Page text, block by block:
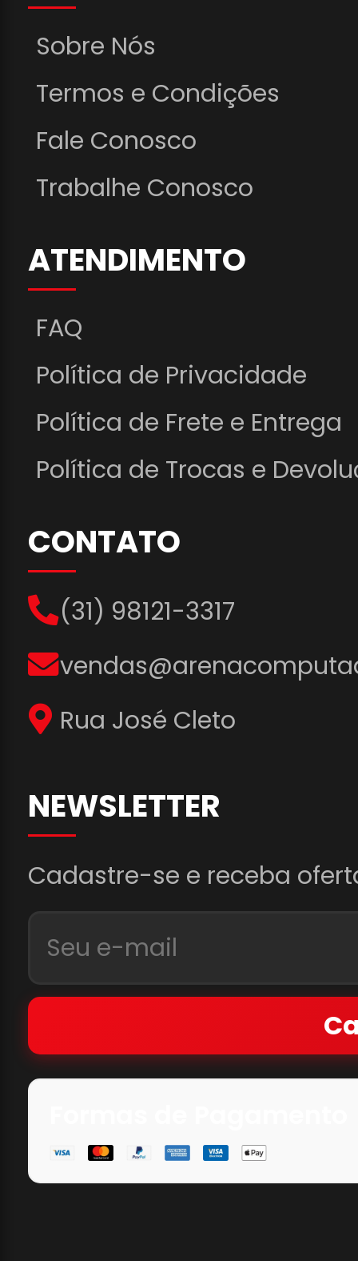
Sobre Nós
Termos e Condições
Fale Conosco
Trabalhe Conosco
ATENDIMENTO
FAQ
Política de Privacidade
Política de Frete e Entrega
Política de Trocas e
CONTATO
(31) 98121-3317
Rua José Cleto
NEWSLETTER
Cadastre-se e receba